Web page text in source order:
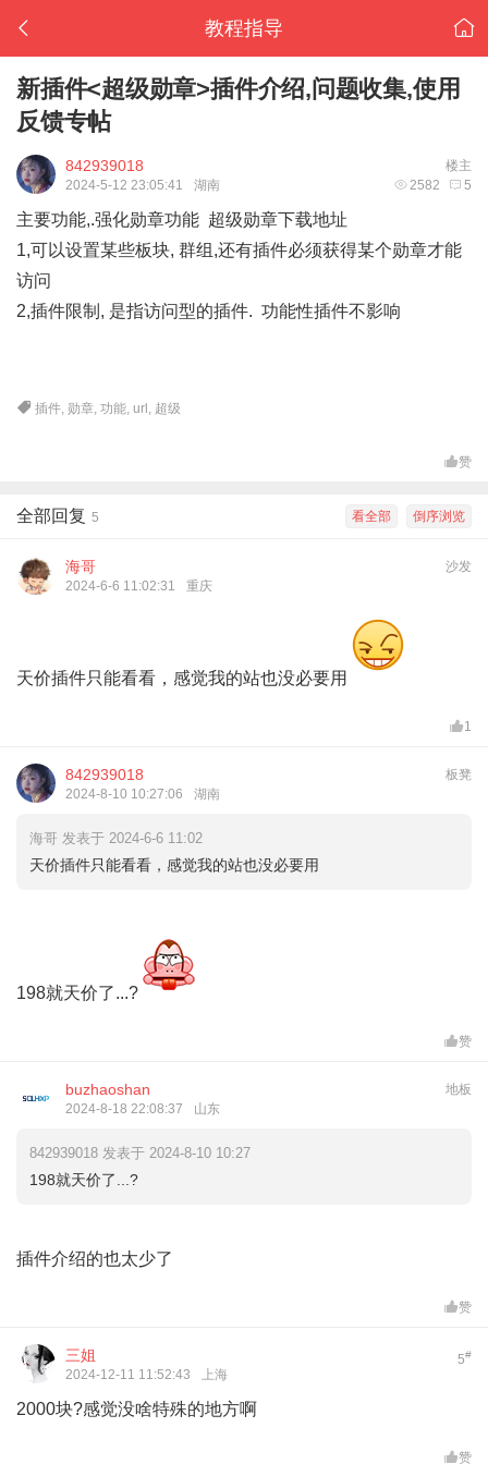
教程指导
新插件<超级勋章>插件介绍,问题收集,使用
反馈专帖
楼主
842939018
2582 5
2024-5-12 23:05:41 湖南
主要功能,.强化勋章功能 超级勋章下载地址
1,可以设置某些板块, 群组,还有插件必须获得某个勋章才能
访问
2,插件限制, 是指访问型的插件. 功能性插件不影响
插件, 勋章,功能, url , 超级
赞
倒序浏览
看全部
全部回复 5
沙发
海哥
2024-6-6 11:02:31 重庆
天价插件只能看看，感觉我的站也没必要用
1
板凳
842939018
2024-8-10 10:27:06 湖南
海哥 发表于 2024-6-6 11:02
天价插件只能看看，感觉我的站也没必要用
198就天价了...?
赞
地板
buzhaoshan
2024-8-18 22:08:37 山东
842939018 发表于 2024-8-10 10:27
198就天价了...?
插件介绍的也太少了
赞
5#
三姐
2024-12-11 11:52:43 上海
2000块?感觉没啥特殊的地方啊
赞